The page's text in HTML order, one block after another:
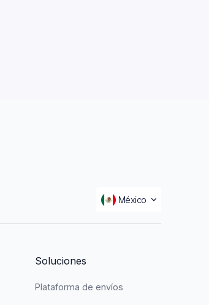
México
Soluciones
Plataforma de envíos